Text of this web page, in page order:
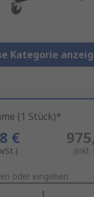
Kategorie
(1 Stück)*
€
(inkl.
oder eingeben